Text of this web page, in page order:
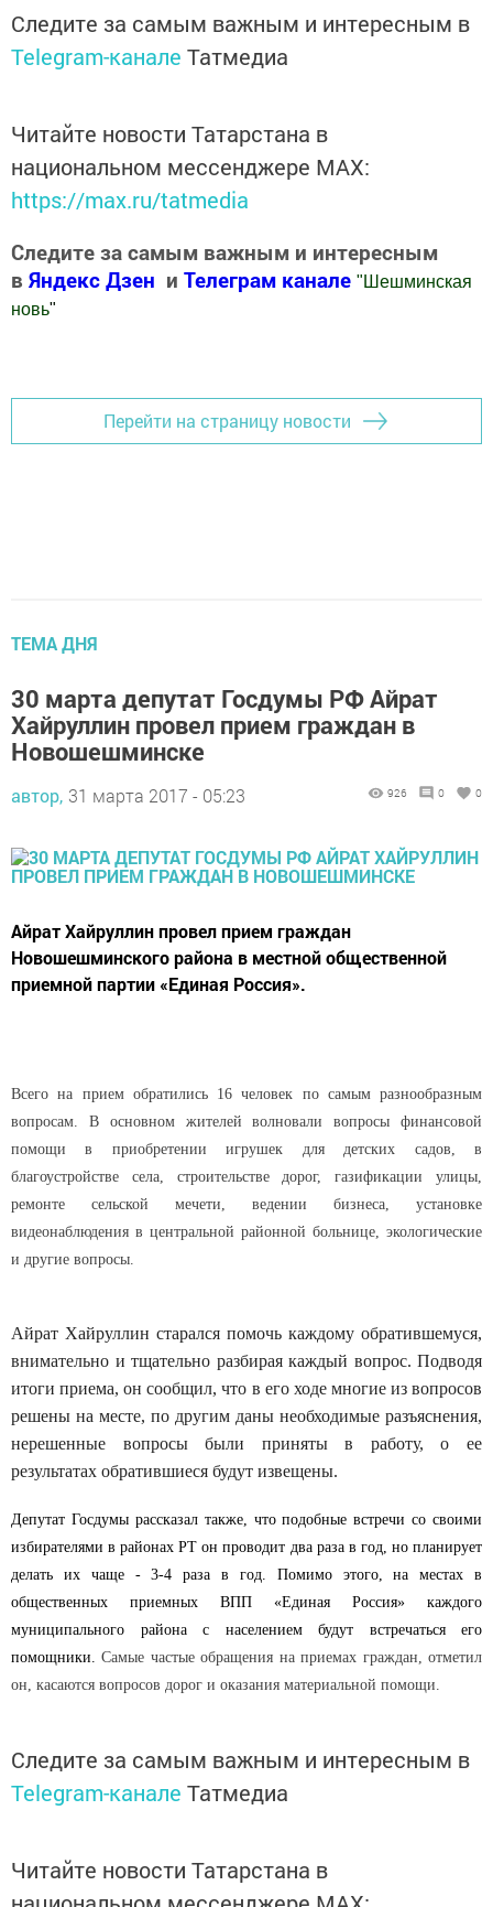
Следите за самым важным и интересным в
Telegram-канале Татмедиа
Читайте новости Татарстана в
национальном мессенджере MАХ:
https://max.ru/tatmedia
Следите за самым важным и интересным
в Яндекс Дзен и Телеграм канале " Шешминская
новь"
Перейти на страницу новости
ТЕМА ДНЯ
30 марта депутат Госдумы РФ Айрат
Хайруллин провел прием граждан в
Новошешминске
автор, 31 марта 2017 - 05:23 926 0 0
Айрат Хайруллин провел прием граждан
Новошешминского района в местной общественной
приемной партии «Единая Россия».
Всего на прием обратились 16 человек по самым разнообразным
вопросам. В основном жителей волновали вопросы финансовой
помощи в приобретении игрушек для детских садов, в
благоустройстве села, строительстве дорог, газификации улицы,
ремонте сельской мечети, ведении бизнеса, установке
видеонаблюдения в центральной районной больнице, экологические
и другие вопросы.
Айрат Хайруллин старался помочь каждому обратившемуся,
внимательно и тщательно разбирая каждый вопрос. Подводя
итоги приема, он сообщил, что в его ходе многие из вопросов
решены на месте, по другим даны необходимые разъяснения,
нерешенные вопросы были приняты в работу, о ее
результатах обратившиеся будут извещены.
Депутат Госдумы рассказал также, что подобные встречи со своими
избирателями в районах РТ он проводит два раза в год, но планирует
делать их чаще - 3-4 раза в год. Помимо этого, на местах в
общественных приемных ВПП «Единая Россия» каждого
муниципального района с населением будут встречаться его
помощники.Самые частые обращения на приемах граждан, отметил
он, касаются вопросов дорог и оказания материальной помощи.
Следите за самым важным и интересным в
Telegram-канале Татмедиа
Читайте новости Татарстана в